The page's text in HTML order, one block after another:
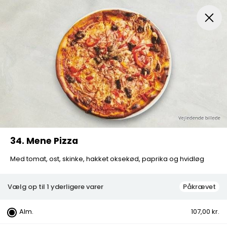
Pizza Mexicansk Pizza Husets Special
34. Mene Pizza
Med tomat, ost, skinke, hakket oksekød, paprika og hvidløg
Vælg op til 1 yderligere varer Påkrævet
Alm. 107,00 kr.